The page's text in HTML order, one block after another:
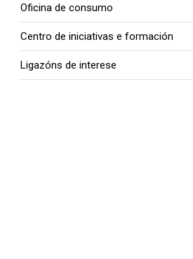
Oficina de consumo
Centro de iniciativas e formación
Ligazóns de interese